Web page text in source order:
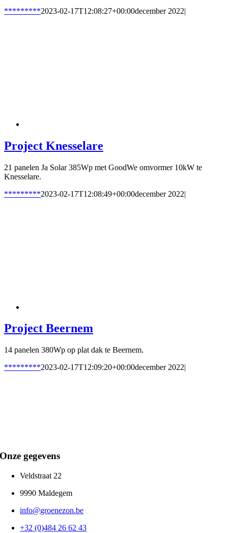
*********2023-02-17T12:08:27+00:00december 2022|
Project Knesselare
21 panelen Ja Solar 385Wp met GoodWe omvormer 10kW te
Knesselare.
*********2023-02-17T12:08:49+00:00december 2022|
Project Beernem
14 panelen 380Wp op plat dak te Beernem.
*********2023-02-17T12:09:20+00:00december 2022|
Onze gegevens
Veldstraat 22
9990 Maldegem
info@groenezon.be
+32 (0)484 26 62 43